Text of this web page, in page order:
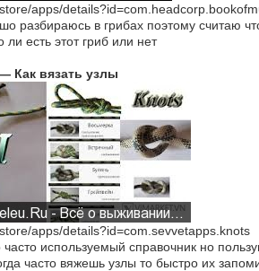
apps/
разбираюсь в грибах поэтому считаю
ли есть этот гриб или нет
Как вязать узлы
apps/details?id=com.sevvetapps.knots
часто используемый справочник но
часто вяжешь узлы то быстро их